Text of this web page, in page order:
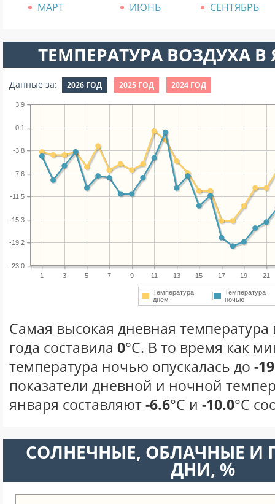
МАРТ
ИЮНЬ СЕНТЯБРЬ
ТЕМПЕРАТУРА ВОЗДУХА В
Данные за: 2026 ГОД 2025 ГОД 2024 ГОД
1 3 5 7 9 11 13 15 17 19 21
-23.0
-19.2
-15.3
-11.5
-7.6
-3.8
0.1
3.9
Температура
днем
Температура
ночью
Самая высокая дневная температура
года составила 0°С. В то время как
температура ночью опускалась до -19
показатели дневной и ночной
января составляют-6.6°С и -10.0°С
CОЛНЕЧНЫЕ, ОБЛАЧНЫЕ И
ДНИ, %